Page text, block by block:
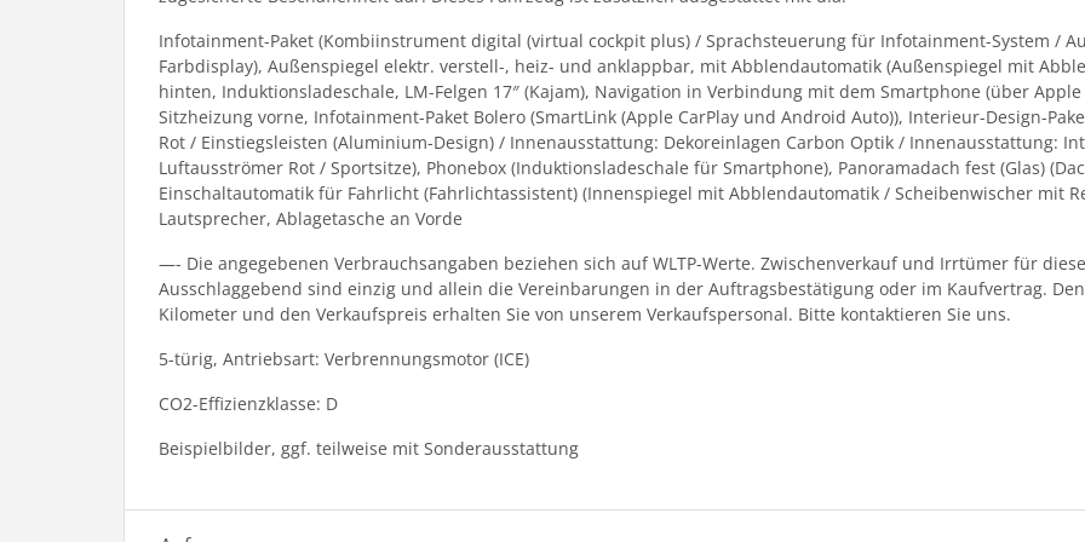
Infotainment-Paket (Kombiinstrument digital (virtual cockpit plus) / Sprachsteuerung für Infotainment-System /
Farbdisplay), Außenspiegel elektr. verstell-, heiz- und anklappbar, mit Abblendautomatik (Außenspiegel mit
hinten, Induktionsladeschale, LM-Felgen 17″ (Kajam), Navigation in Verbindung mit dem Smartphone (über Apple
Sitzheizung vorne, Infotainment-Paket Bolero (SmartLink (Apple CarPlay und Android Auto)), Interieur-Design-
Rot / Einstiegsleisten (Aluminium-Design) / Innenausstattung: Dekoreinlagen Carbon Optik / Innenausstattung:
Luftausströmer Rot / Sportsitze), Phonebox (Induktionsladeschale für Smartphone), Panoramadach fest (Glas)
Einschaltautomatik für Fahrlicht (Fahrlichtassistent) (Innenspiegel mit Abblendautomatik / Scheibenwischer mit
Lautsprecher, Ablagetasche an Vorde
—- Die angegebenen Verbrauchsangaben beziehen sich auf WLTP-Werte. Zwischenverkauf und Irrtümer für
Ausschlaggebend sind einzig und allein die Vereinbarungen in der Auftragsbestätigung oder im Kaufvertrag.
Kilometer und den Verkaufspreis erhalten Sie von unserem Verkaufspersonal. Bitte kontaktieren Sie uns.
5-türig, Antriebsart: Verbrennungsmotor (ICE)
CO2-Effizienzklasse: D
Beispielbilder, ggf. teilweise mit Sonderausstattung